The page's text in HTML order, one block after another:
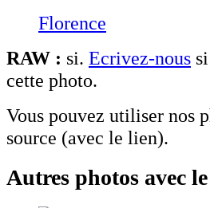
Florence
RAW : si. Ecrivez-nous
cette photo.
Vous pouvez utiliser nos
source (avec le lien).
Autres photos avec